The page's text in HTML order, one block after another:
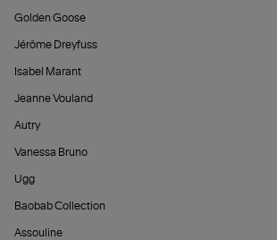
Golden Goose
Jérôme Dreyfuss
Isabel Marant
Jeanne Vouland
Autry
Vanessa Bruno
Ugg
Baobab Collection
Assouline